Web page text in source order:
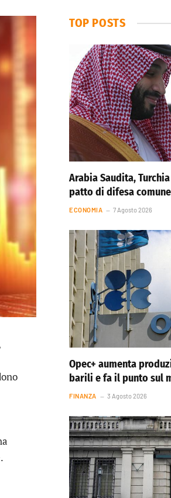
TOP POSTS
Arabia Saudita,
patto di difesa comune
ECONOMIA 7 Agosto 2026
Opec+ aumenta
barili e fa il punto sul
FINANZA 3 Agosto 2026